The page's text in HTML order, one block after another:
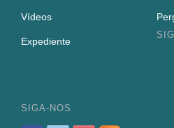
Vídeos
Expediente
SIGA-NOS